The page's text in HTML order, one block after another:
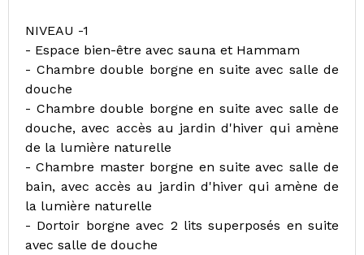
NIVEAU -1
- Espace bien-être avec sauna et Hammam
- Chambre double borgne en suite avec salle de
douche
- Chambre double borgne en suite avec salle de
douche, avec accès au jardin d'hiver qui amène
de la lumière naturelle
- Chambre master borgne en suite avec salle de
bain, avec accès au jardin d'hiver qui amène de
la lumière naturelle
- Dortoir borgne avec 2 lits superposés en suite
avec salle de douche